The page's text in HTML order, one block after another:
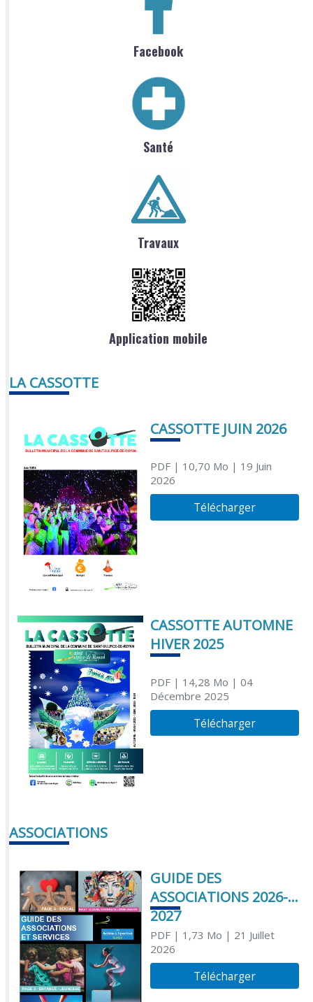
Facebook
Santé
Travaux
Application mobile
LA CASSOTTE
CASSOTTE JUIN 2026
PDF| 10,70 Mo | 19 Juin
2026
Télécharger
CASSOTTE AUTOMNE
HIVER 2025
PDF| 14,28 Mo | 04
Décembre 2025
Télécharger
ASSOCIATIONS
GUIDE DES
ASSOCIATIONS 2026-
2027
PDF| 1,73 Mo | 21 Juillet
2026
Télécharger